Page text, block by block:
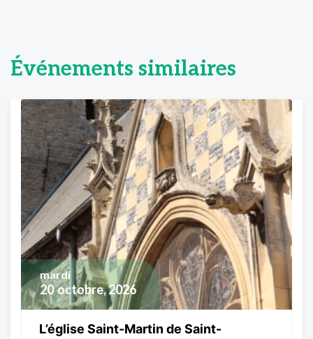
Événements similaires
20 octobre, 2026
mardi
L’église Saint-Martin de Saint-